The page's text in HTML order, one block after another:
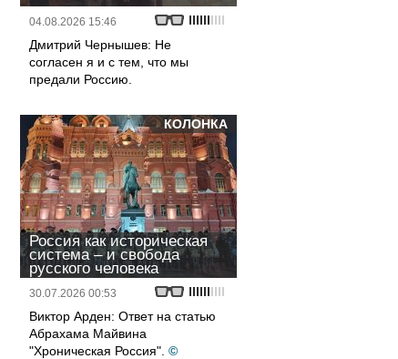
04.08.2026 15:46
Дмитрий Чернышев: Не
согласен я и с тем, что мы
предали Россию.
КОЛОНКА
Россия как историческая
система – и свобода
русского человека
30.07.2026 00:53
Виктор Арден: Ответ на статью
Абрахама Майвина
"Хроническая Россия". ©